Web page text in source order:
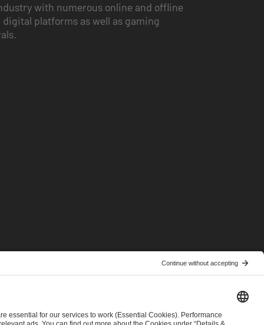
with numerous online and offline
platforms as well as gaming